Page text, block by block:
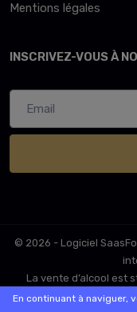
Mentions légales
INSCRIVEZ-VOUS À
© 2026 - Logiciel
La vente d’alcool est
d’alcool est
En continuant à naviguer,